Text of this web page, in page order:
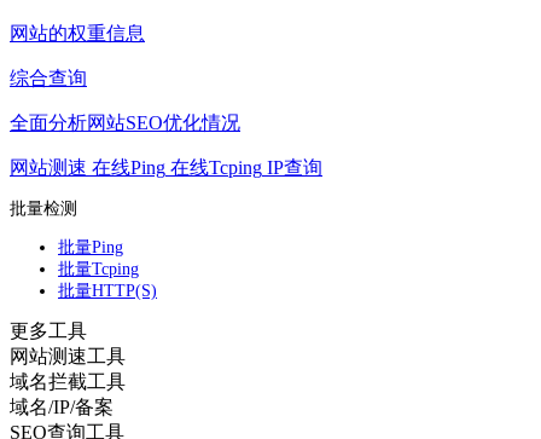
网站的权重信息
综合查询
全面分析网站SEO优化情况
网站测速 在线Ping 在线Tcping IP查询
批量检测
批量Ping
批量Tcping
批量HTTP(S)
更多工具
网站测速工具
域名拦截工具
域名/IP/备案
SEO查询工具